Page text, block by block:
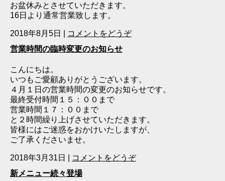
お盆休みとさせていただきます。
16日より通常営業致します。
2018年8月5日
コメントをどうぞ
営業時間の臨時変更のお知らせ
こんにちは。
いつもご愛顧ありがとうございます。
４月１日の営業時間の変更のお知らせです。
最終受付時間１５：００まで
営業時間１７：００まで
と２時間繰り上げさせていただきます。
皆様にはご迷惑をおかけいたしますが、
ご了承くださいませ。
2018年3月31日
コメントをどうぞ
新メニュー続々登場